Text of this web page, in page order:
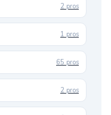
2 pros
1 pros
65 pros
2 pros